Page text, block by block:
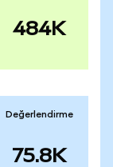
484K
Değerlendirme
75.8K